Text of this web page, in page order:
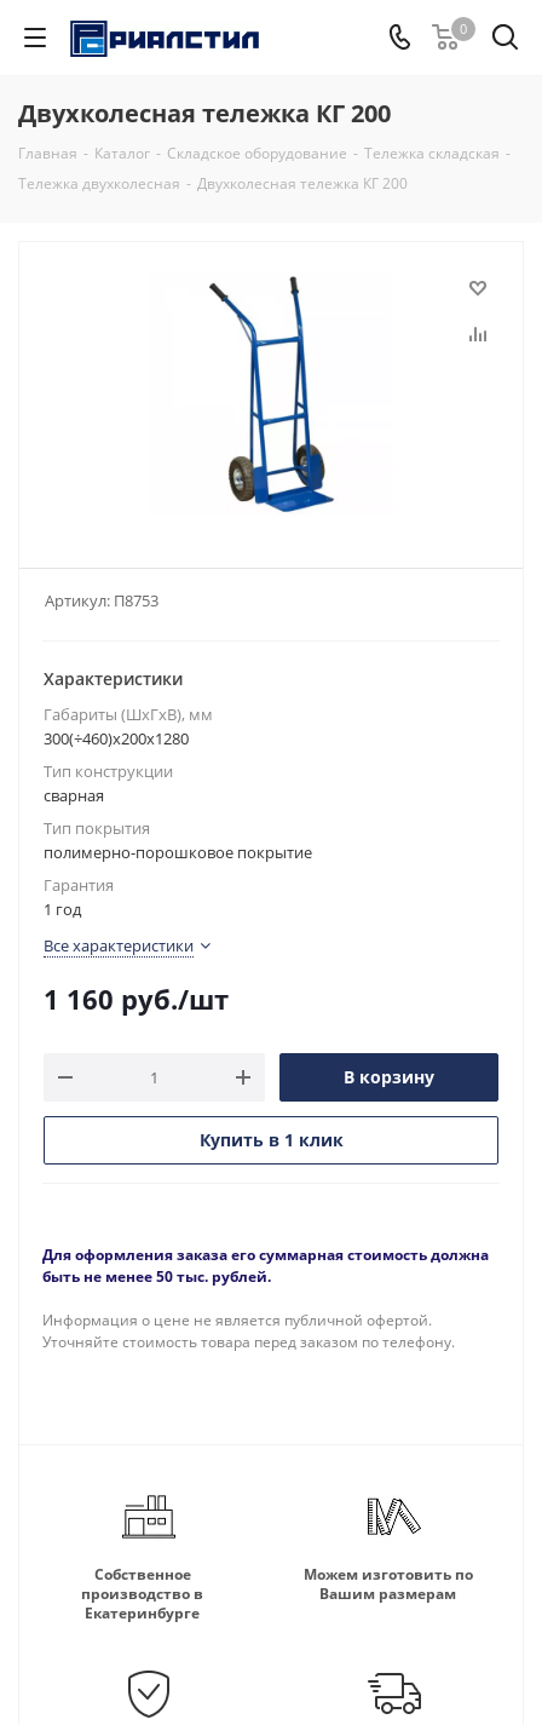
0
Двухколесная тележка КГ 200
Главная - Каталог - Складское оборудование - Тележка складская -
Тележка двухколесная - Двухколесная тележка КГ 200
Артикул: П8753
Характеристики
Габариты (ШxГxВ), мм
300(÷460)x200x1280
Тип конструкции
сварная
Тип покрытия
полимерно-порошковое покрытие
Гарантия
1 год
Все характеристики
1 160 руб./шт
В корзину
Купить в 1 клик
Для оформления заказа его суммарная стоимость должна
быть не менее 50 тыс. рублей.
Информация о цене не является публичной офертой.
Уточняйте стоимость товара перед заказом по телефону.
Собственное
производство в
Екатеринбурге
Можем изготовить по
Вашим размерам